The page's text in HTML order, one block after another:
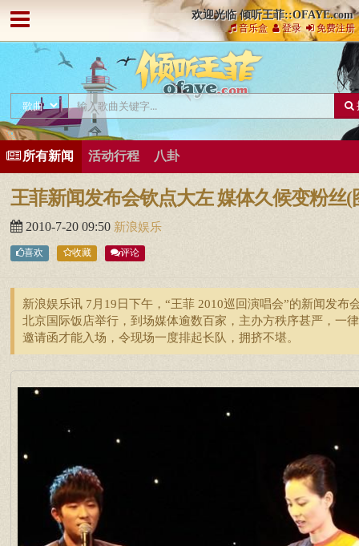
欢迎光临 倾听王菲::OFAYE.com
音乐盒 登录 免费注册
所有新闻 活动行程 八卦
王菲新闻发布会钦点大左 媒体久候变粉丝(
2010-7-20 09:50 新浪娱乐
喜欢 收藏 评论
新浪娱乐讯 7月19日下午，“王菲 2010巡回演唱会”的新闻发布
北京国际饭店举行，到场媒体逾数百家，主办方秩序甚严，一
邀请函才能入场，令现场一度排起长队，拥挤不堪。